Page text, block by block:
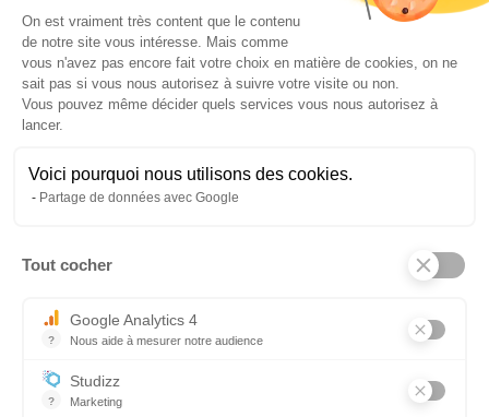
Plateforme de Gestion du
On est vraiment très content que le contenu
de notre site vous intéresse. Mais comme
vous n'avez pas encore fait votre choix en matière de cookies, on ne
sait pas si vous nous autorisez à suivre votre visite ou non.
Vous pouvez même décider quels services vous nous autorisez à
lancer.
Voici pourquoi nous utilisons des cookies.
Partage de données avec Google
Tout cocher
?
Google Analytics 4
Nous aide à mesurer notre audience
?
Studizz
Marketing